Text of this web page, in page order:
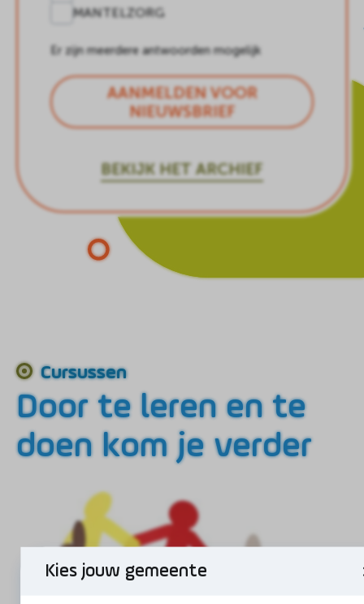
MANTELZORG
Er zijn meerdere antwoorden mogelijk
AANMELDEN VOOR
NIEUWSBRIEF
BEKIJK HET ARCHIEF
Cursussen
Door te leren en te
doen kom je verder
Kies jouw gemeente